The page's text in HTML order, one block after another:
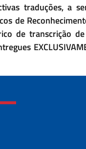
traduções, a
de
de transcrição